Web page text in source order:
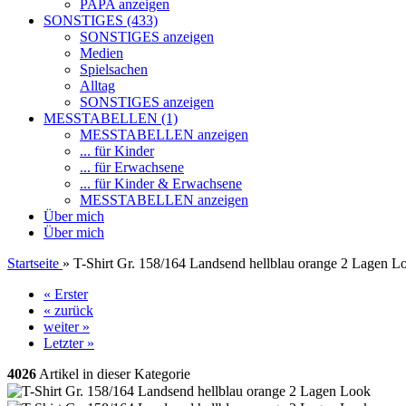
PAPA anzeigen
SONSTIGES (433)
SONSTIGES anzeigen
Medien
Spielsachen
Alltag
SONSTIGES anzeigen
MESSTABELLEN (1)
MESSTABELLEN anzeigen
... für Kinder
... für Erwachsene
... für Kinder & Erwachsene
MESSTABELLEN anzeigen
Über mich
Über mich
Startseite » T-Shirt Gr. 158/164 Landsend hellblau orange 2 Lagen
« Erster
« zurück
weiter »
Letzter »
4026 Artikel in dieser Kategorie